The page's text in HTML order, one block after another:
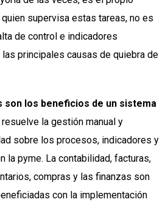
supervisa estas tareas, no es
de control e indicadores
principales causas de quiebra de
son los beneficios de un sistema
la gestión manual y
sobre los procesos, indicadores y
la pyme. La contabilidad, facturas,
compras y las finanzas son
con la implementación